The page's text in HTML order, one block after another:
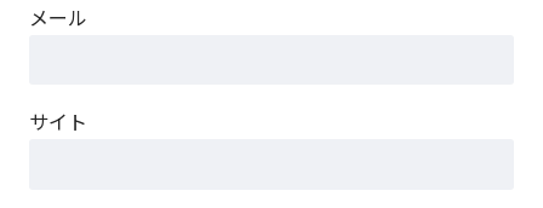
メール
サイト